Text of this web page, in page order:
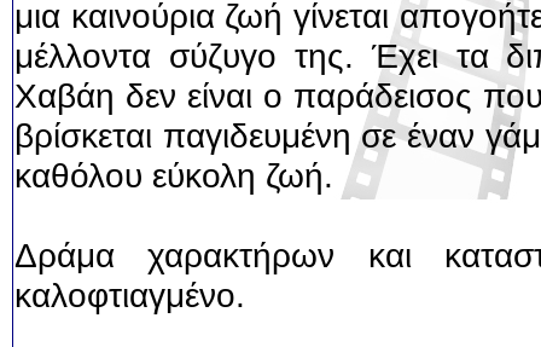
μια καινούρια ζωή γίνεται
μέλλοντα σύζυγο της. Έχει τα
Χαβάη δεν είναι ο παράδεισος
βρίσκεται παγιδευμένη σε έναν
καθόλου εύκολη ζωή.
Δράμα χαρακτήρων και
καλοφτιαγμένο.